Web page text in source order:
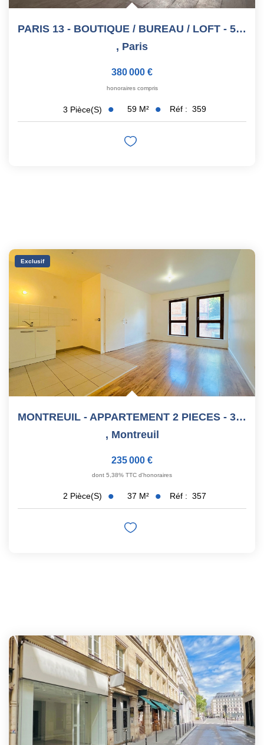
PARIS 13 - BOUTIQUE / BUREAU / LOFT - 59M2
, Paris
380 000 €
honoraires compris
3 Pièce(s) 59 M² Réf : 359
Exclusif
MONTREUIL - APPARTEMENT 2 PIECES - 37,15 M²
, Montreuil
235 000 €
dont 5,38% TTC d'honoraires
2 Pièce(s) 37 M² Réf : 357